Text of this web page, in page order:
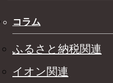
コラム
ふるさと納税関連
イオン関連